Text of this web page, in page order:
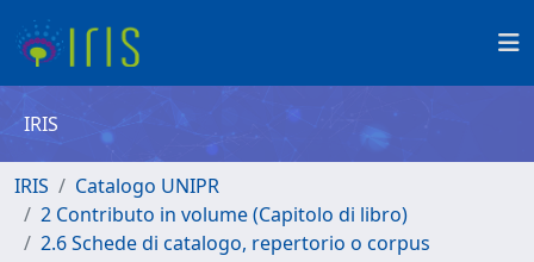
IRIS
IRIS
Catalogo UNIPR
2 Contributo in volume (Capitolo di libro)
2.6 Schede di catalogo, repertorio o corpus